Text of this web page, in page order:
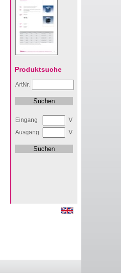
Produktsuche
ArtNr.
Eingang
V
Ausgang
V